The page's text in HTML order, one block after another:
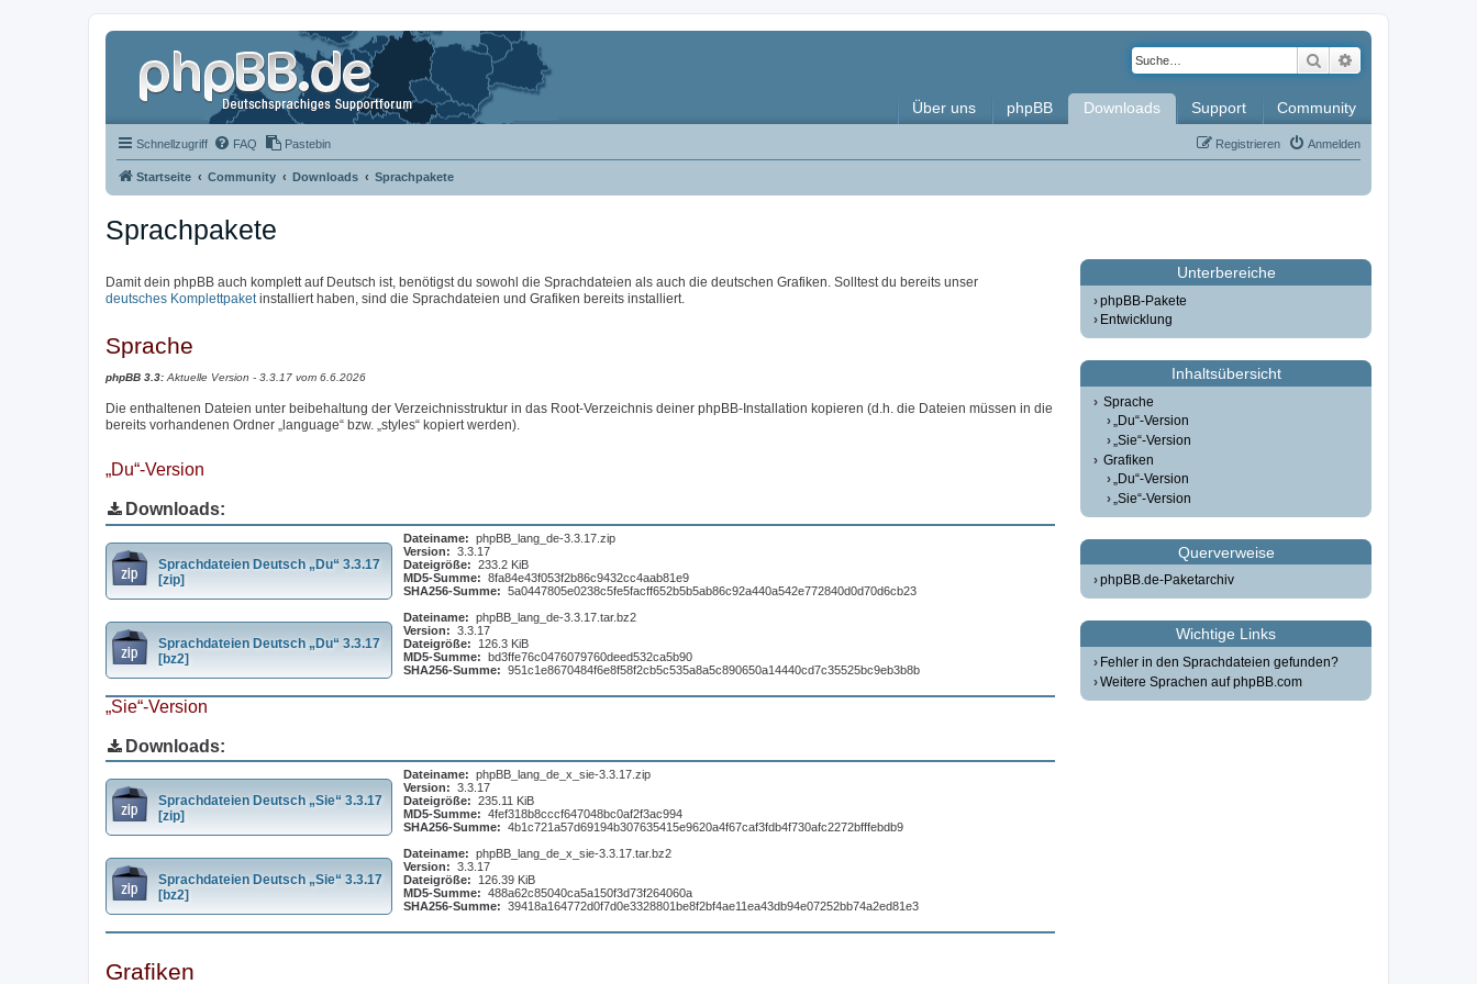
Suche
Über uns phpBB Downloads Support Community
Schnellzugriff FAQ Pastebin Anmelden
Registrieren
Startseite Community Downloads Sprachpakete
Sprachpakete
Damit dein phpBB auch komplett auf Deutsch ist, benötigst du sowohl die Sprachdateien als auch die deutschen Grafiken. Solltest du bereits unser
deutsches Komplettpaketinstalliert haben, sind die Sprachdateien und Grafiken bereits installiert.
Sprache
phpBB 3.3:Aktuelle Version - 3.3.17 vom 6.6.2026
Die enthaltenen Dateien unter beibehaltung der Verzeichnisstruktur in das Root-Verzeichnis deiner phpBB-Installation kopieren (d.h. die Dateien müssen in die
bereits vorhandenen Ordner „language“ bzw. „styles“ kopiert werden).
„Du“-Version
Downloads:
Sprachdateien Deutsch „Du“ 3.3.17
[zip]
Dateiname: phpBB_lang_de-3.3.17.zip
Version: 3.3.17
Dateigröße: 233.2 KiB
MD5-Summe: 8fa84e43f053f2b86c9432cc4aab81e9
SHA256-Summe: 5a0447805e0238c5fe5facff652b5b5ab86c92a440a542e772840d0d70d6cb23
Sprachdateien Deutsch „Du“ 3.3.17
[bz2]
Dateiname: phpBB_lang_de-3.3.17.tar.bz2
Version: 3.3.17
Dateigröße:
126.3 KiB
MD5-Summe: bd3ffe76c0476079760deed532ca5b90
SHA256-Summe: 951c1e8670484f6e8f58f2cb5c535a8a5c890650a14440cd7c35525bc9eb3b8b
„Sie“-Version
Downloads:
Sprachdateien Deutsch „Sie“ 3.3.17
[zip]
Dateiname: phpBB_lang_de_x_sie-3.3.17.zip
Version: 3.3.17
Dateigröße: 235.11 KiB
MD5-Summe: 4fef318b8cccf647048bc0af2f3ac994
SHA256-Summe: 4b1c721a57d69194b307635415e9620a4f67caf3fdb4f730afc2272bfffebdb9
Sprachdateien Deutsch „Sie“ 3.3.17
[bz2]
Dateiname: phpBB_lang_de_x_sie-3.3.17.tar.bz2
Version: 3.3.17
Dateigröße:
126.39 KiB
MD5-Summe: 488a62c85040ca5a150f3d73f264060a
SHA256-Summe: 39418a164772d0f7d0e3328801be8f2bf4ae11ea43db94e07252bb74a2ed81e3
Grafiken
Unterbereiche
phpBB-Pakete
Entwicklung
Inhaltsübersicht
Sprache
„Du“-Version
„Sie“-Version
Grafiken
„Du“-Version
„Sie“-Version
Querverweise
phpBB.de-Paketarchiv
Wichtige Links
Fehler in den Sprachdateien gefunden?
Weitere Sprachen auf phpBB.com